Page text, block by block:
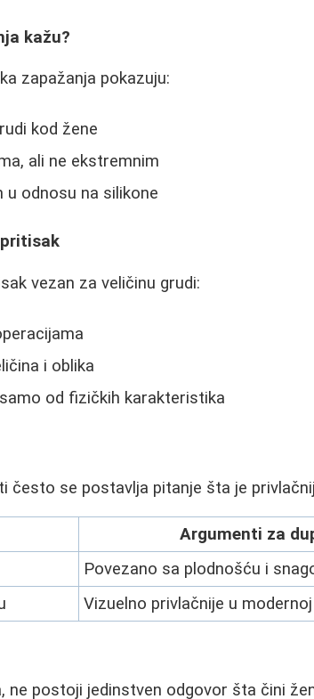
kažu?
zapažanja pokazuju:
kod žene
ali ne ekstremnim
odnosu na silikone
vezan za veličinu grudi:
i oblika
od fizičkih karakteristika
često se postavlja pitanje šta je
Argumenti za
Povezano sa plodnošću i
Vizuelno privlačnije u
ne postoji jedinstven odgovor šta čini